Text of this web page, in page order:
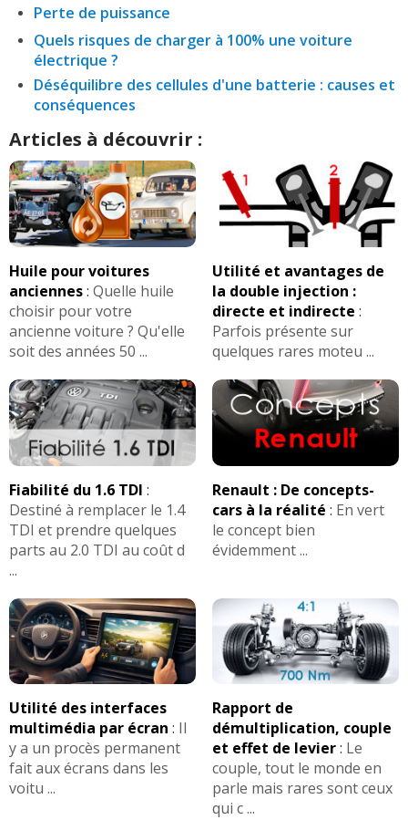
Perte de puissance
Quels risques de charger à 100% une voiture
électrique ?
Déséquilibre des cellules d'une batterie : causes et
conséquences
Articles à découvrir :
Huile pour voitures
anciennes: Quelle huile
choisir pour votre
ancienne voiture ? Qu'elle
soit des années 50 ...
Utilité et avantages de
la double injection :
directe et indirecte :
Parfois présente sur
quelques rares moteu ...
Fiabilité du 1.6 TDI :
Destiné à remplacer le 1.4
TDI et prendre quelques
parts au 2.0 TDI au coût d
...
Renault : De concepts-
cars à la réalité : En vert
le concept bien
évidemment ...
Utilité des interfaces
multimédia par écran : Il
y a un procès permanent
fait aux écrans dans les
voitu ...
Rapport de
démultiplication, couple
et effet de levier: Le
couple, tout le monde en
parle mais rares sont ceux
qui c ...